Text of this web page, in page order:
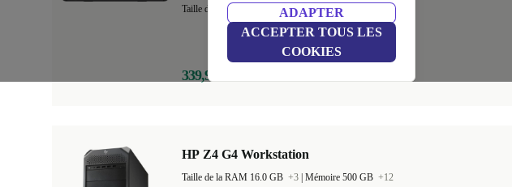
ADAPTER
ACCEPTER TOUS LES
COOKIES
Taille de la RAM 8.0 GB +3 | Mémoire 256 GB
339,99 €
HP Z4 G4 Workstation
Taille de la RAM 16.0 GB +3 Mémoire 500 GB +12